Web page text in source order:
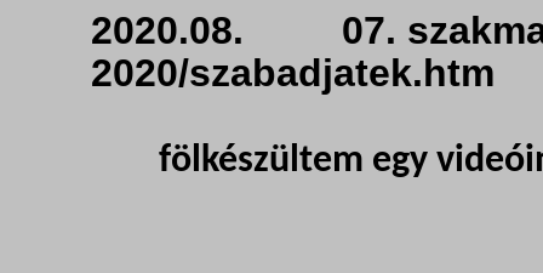
2020.08. 07.
2020/szabadjatek.htm
fölkészültem egy